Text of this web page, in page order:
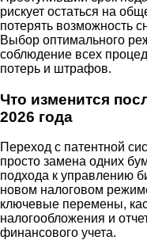
рискует остаться на
потерять возможность
Выбор оптимального
соблюдение всех
потерь и штрафов.
Что изменится
2026 года
Переход с патентной
просто замена одних
подхода к управлению
новом налоговом
ключевые перемены,
налогообложения и
финансового учета.